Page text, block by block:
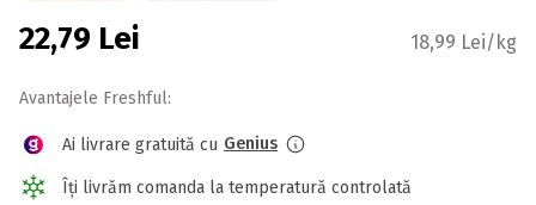
22,79 Lei 18,99 Lei/kg
Avantajele Freshful:
Ai livrare gratuită cu Genius
Îți livrăm comanda la temperatură controlată